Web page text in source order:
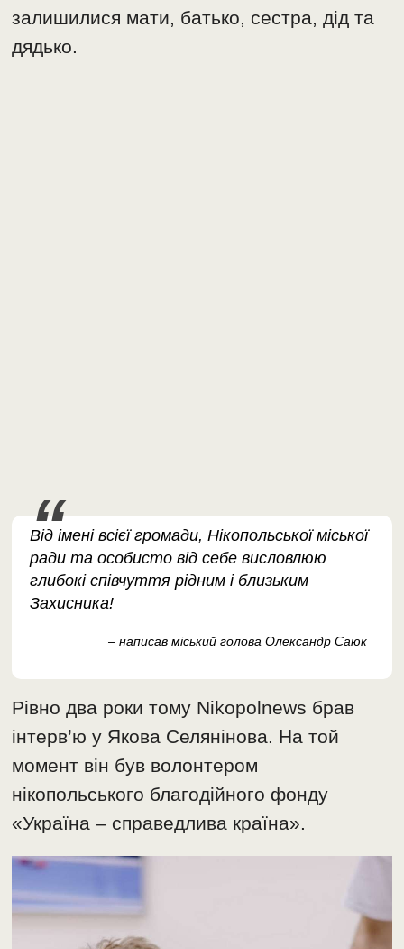
залишилися мати, батько, сестра, дід та
дядько.
Від імені всієї громади, Нікопольської міської
ради та особисто від себе висловлюю
глибокі співчуття рідним і близьким
Захисника!
– написав міський голова Олександр Саюк
Рівно два роки тому Nikopolnews брав
інтерв’ю у Якова Селянінова. На той
момент він був волонтером
нікопольського благодійного фонду
«Україна – справедлива країна».